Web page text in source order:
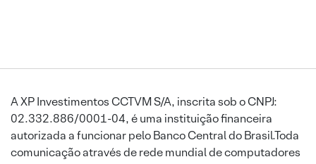
A XP Investimentos CCTVM S/A, inscrita sob o CNPJ:
02.332.886/0001-04, é uma instituição financeira
autorizada a funcionar pelo Banco Central do Brasil.Toda
comunicação através de rede mundial de computadores